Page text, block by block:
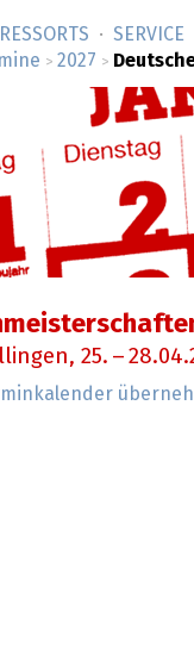
RESSORTS SERVICE
> 2027 >
25. –